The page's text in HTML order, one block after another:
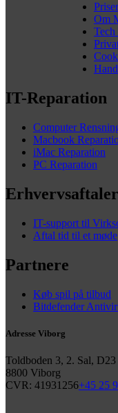
Om
IT-Reparation
Computer
Macbook
iMac Reparation
PC Reparation
Erhvervsaftaler
IT-support til
Aftal tid til et møde
Partnere
Køb spil på tilbud
Bitdefender
Adresse Viborg
Toldboden 3, 2. Sal, D23
8800 Viborg
CVR: 41931256+45 25